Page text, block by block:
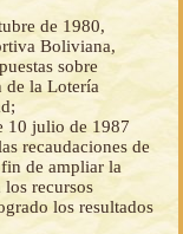
de 1980,
Boliviana,
sobre
de la Lotería
10 julio de 1987
recaudaciones de
de ampliar la
recursos
los resultados